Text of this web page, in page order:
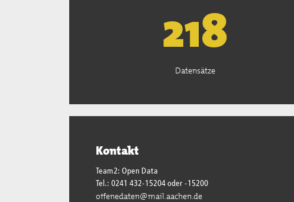
221
Datensätze
Kontakt
Team2: Open Data
Tel.: 0241 432-15204 oder -15200
offenedaten@mail.aachen.de